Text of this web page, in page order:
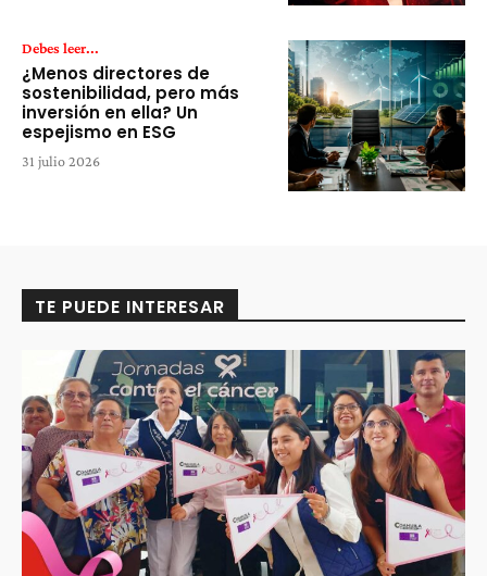
Debes leer...
¿Menos directores de
sostenibilidad, pero más
inversión en ella? Un
espejismo en ESG
31 julio 2026
TE PUEDE INTERESAR